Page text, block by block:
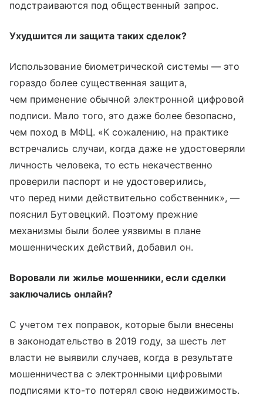
подстраиваются под общественный запрос.
Ухудшится ли защита таких сделок?
Использование биометрической системы — это
гораздо более существенная защита,
чем применение обычной электронной цифровой
подписи. Мало того, это даже более безопасно,
чем поход в МФЦ. «К сожалению, на практике
встречались случаи, когда даже не удостоверяли
личность человека, то есть некачественно
проверили паспорт и не удостоверились,
что перед ними действительно собственник», —
пояснил Бутовецкий. Поэтому прежние
механизмы были более уязвимы в плане
мошеннических действий, добавил он.
Воровали ли жилье мошенники, если сделки
заключались онлайн?
С учетом тех поправок, которые были внесены
в законодательство в 2019 году, за шесть лет
власти не выявили случаев, когда в результате
мошенничества с электронными цифровыми
подписями кто-то потерял свою недвижимость.